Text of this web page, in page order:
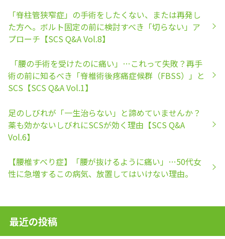
「脊柱管狭窄症」の手術をしたくない、または再発し
た方へ。ボルト固定の前に検討すべき「切らない」ア
プローチ【SCS Q&A Vol.8】
「腰の手術を受けたのに痛い」…これって失敗？再手
術の前に知るべき「脊椎術後疼痛症候群（FBSS）」と
SCS【SCS Q&A Vol.1】
足のしびれが「一生治らない」と諦めていませんか？
薬も効かないしびれにSCSが効く理由【SCS Q&A
Vol.6】
【腰椎すべり症】「腰が抜けるように痛い」…50代女
性に急増するこの病気、放置してはいけない理由。
最近の投稿